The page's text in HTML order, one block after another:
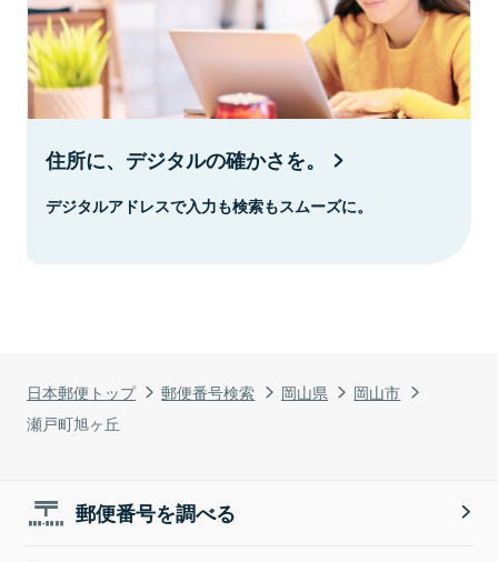
日本郵便トップ 郵便番号検索 岡山県
岡山市
瀬戸町旭ヶ丘
住所に、デジタルの確かさを。
デジタルアドレスで入力も検索もスムーズに。
郵便番号を調べる